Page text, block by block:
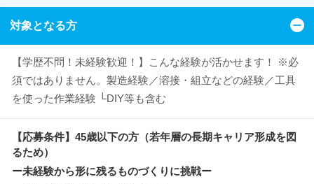
対象となる方
【学歴不問！未経験歓迎！】こんな経験が活かせます！ ※必
須ではありません。製造経験／溶接・組立などの経験／工具
を使った作業経験 └DIY等も含む
【応募条件】45歳以下の方（若年層の長期キャリア形成を図
るため）
ー未経験から形に残るものづくりに挑戦ー